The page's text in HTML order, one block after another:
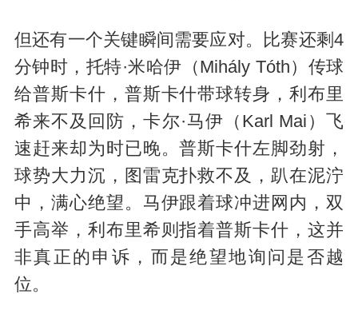
但还有一个关键瞬间需要应对。比赛还剩4
分钟时，托特·米哈伊（Mihály Tóth）传球
给普斯卡什，普斯卡什带球转身，利布里
希来不及回防，卡尔·马伊（Karl Mai）飞
速赶来却为时已晚。普斯卡什左脚劲射，
球势大力沉，图雷克扑救不及，趴在泥泞
中，满心绝望。马伊跟着球冲进网内，双
手高举，利布里希则指着普斯卡什，这并
非真正的申诉，而是绝望地询问是否越
位。